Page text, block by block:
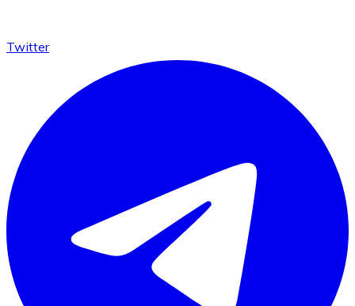
Twitter